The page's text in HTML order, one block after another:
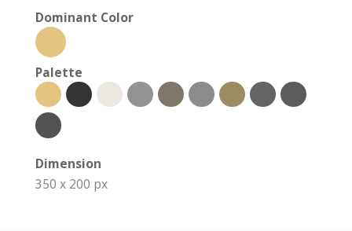
Dominant Color
Palette
Dimension
350 x 200 px